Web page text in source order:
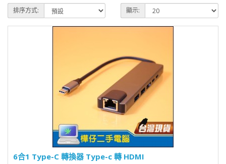
排序方式: 顯示:
6合1 Type-C 轉換器 Type-c 轉 HDMI